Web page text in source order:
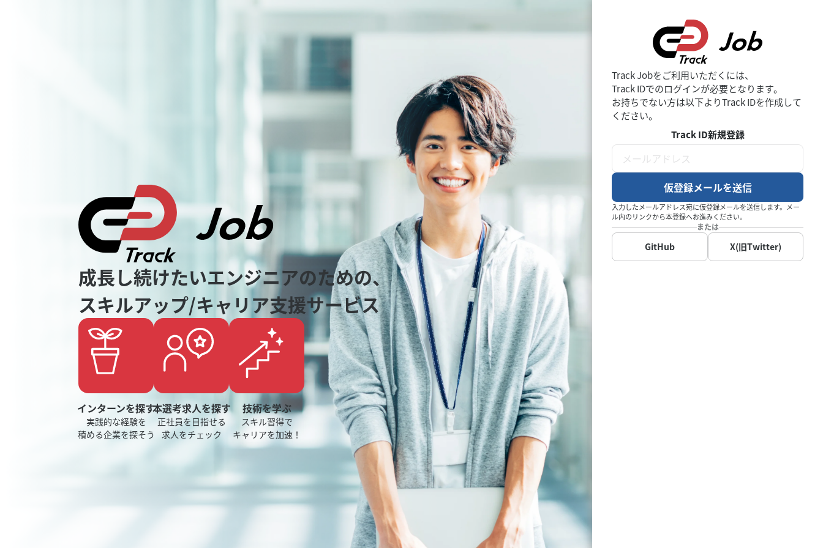
成長し続けたいエンジニアのための、
スキルアップ/キャリア支援サービス
インターンを探す
実践的な経験を
積める企業を探そう
本選考求人を探す
正社員を目指せる
求人をチェック
技術を学ぶ
スキル習得で
キャリアを加速！
Track Jobをご利用いただくには、
Track IDでのログインが必要となります。
お持ちでない方は以下よりTrack IDを作成して
ください。
Track ID新規登録
仮登録メールを送信
入力したメールアドレス宛に仮登録メールを送信します。メー
ル内のリンクから本登録へお進みください。
または
GitHub X(旧Twitter)